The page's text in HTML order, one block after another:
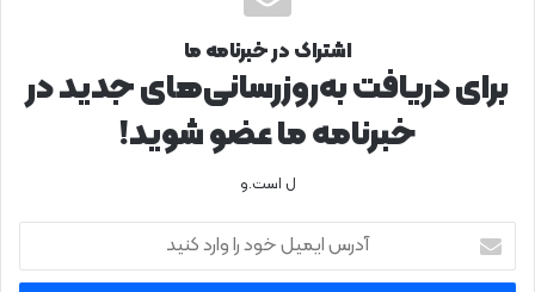
اشتراک در خبرنامه ما
برای دریافت به‌روزرسانی‌های جدید در
خبرنامه ما عضو شوید!
ل است.و
ایمیل
خود